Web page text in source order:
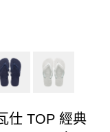
仕 TOP 經典